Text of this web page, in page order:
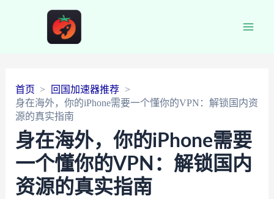
首页
回国加速器推荐
身在海外，你的iPhone需要一个懂你的VPN：解锁国内资
源的真实指南
身在海外，你的iPhone需要
一个懂你的VPN：解锁国内
资源的真实指南